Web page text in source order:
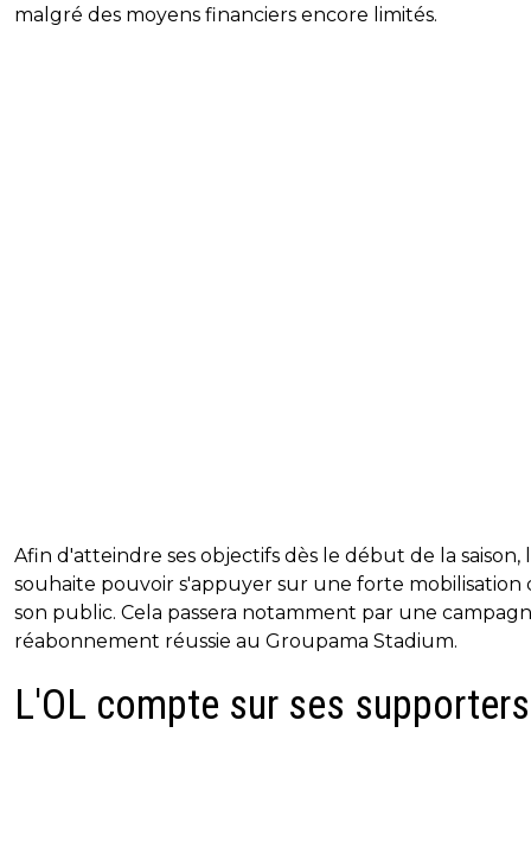
malgré des moyens financiers encore limités.
Afin d'atteindre ses objectifs dès le début de la saison,
souhaite pouvoir s'appuyer sur une forte mobilisation
son public. Cela passera notamment par une
réabonnement réussie au Groupama Stadium.
L'OL compte sur ses